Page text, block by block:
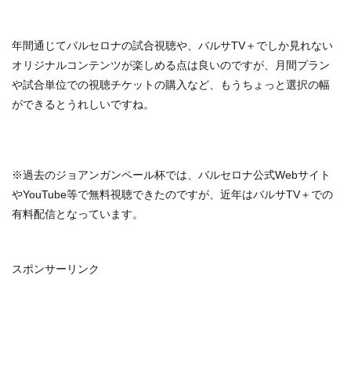
年間通じてバルセロナの試合視聴や、バルサTV＋でしか見れない
オリジナルコンテンツが楽しめる点は良いのですが、月間プラン
や試合単位での視聴チケットの購入など、もうちょっと選択の幅
ができるとうれしいですね。
※過去のジョアンガンペール杯では、バルセロナ公式Webサイト
やYouTube等で無料視聴できたのですが、近年はバルサTV＋での
有料配信となっています。
スポンサーリンク